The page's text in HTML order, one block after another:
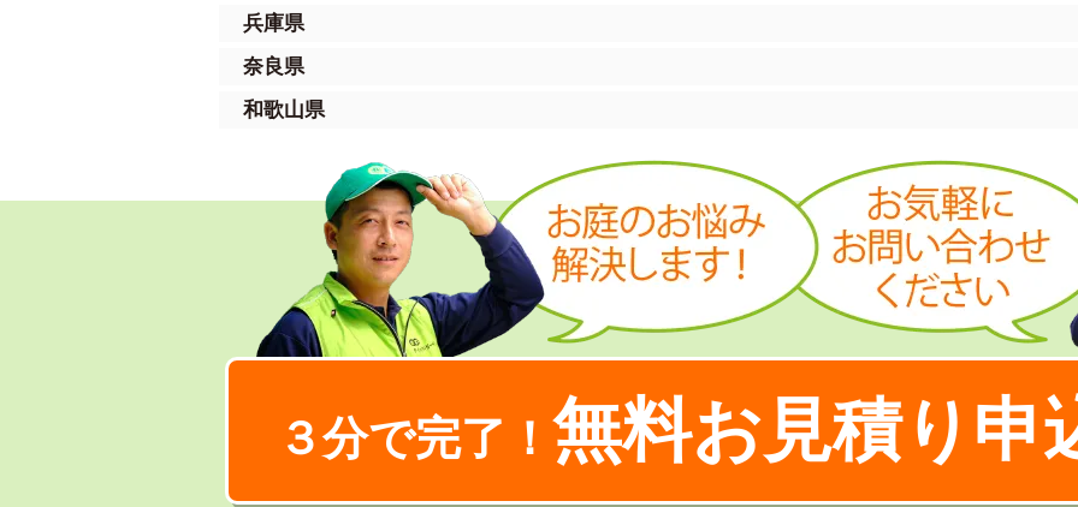
兵庫県
奈良県
和歌山県
３分で完了！ 無料お見積り申